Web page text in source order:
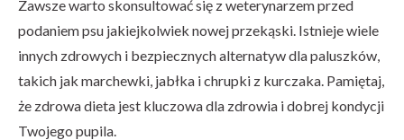
Zawsze warto skonsultować się z weterynarzem przed
podaniem psu jakiejkolwiek nowej przekąski. Istnieje wiele
innych zdrowych i bezpiecznych alternatyw dla paluszków,
takich jak marchewki, jabłka i chrupki z kurczaka. Pamiętaj,
że zdrowa dieta jest kluczowa dla zdrowia i dobrej kondycji
Twojego pupila.